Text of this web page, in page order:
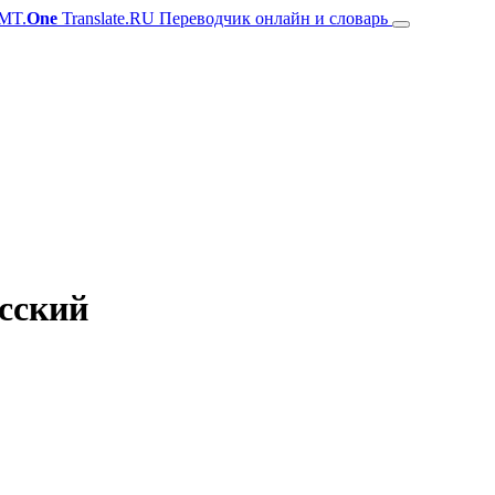
One Translate.RU Переводчик онлайн и словарь